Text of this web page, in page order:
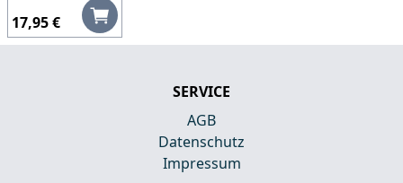
17,95 €
SERVICE
AGB
Datenschutz
Impressum